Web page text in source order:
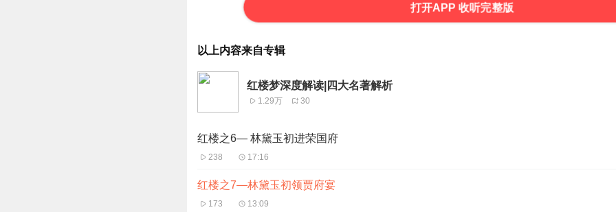
打开APP 收听完整版
以上内容来自专辑
红楼梦深度解读|四大名著解析
1.29万 30
红楼之6— 林黛玉初进荣国府
238 17:16
红楼之7—林黛玉初领贾府宴
173 13:09